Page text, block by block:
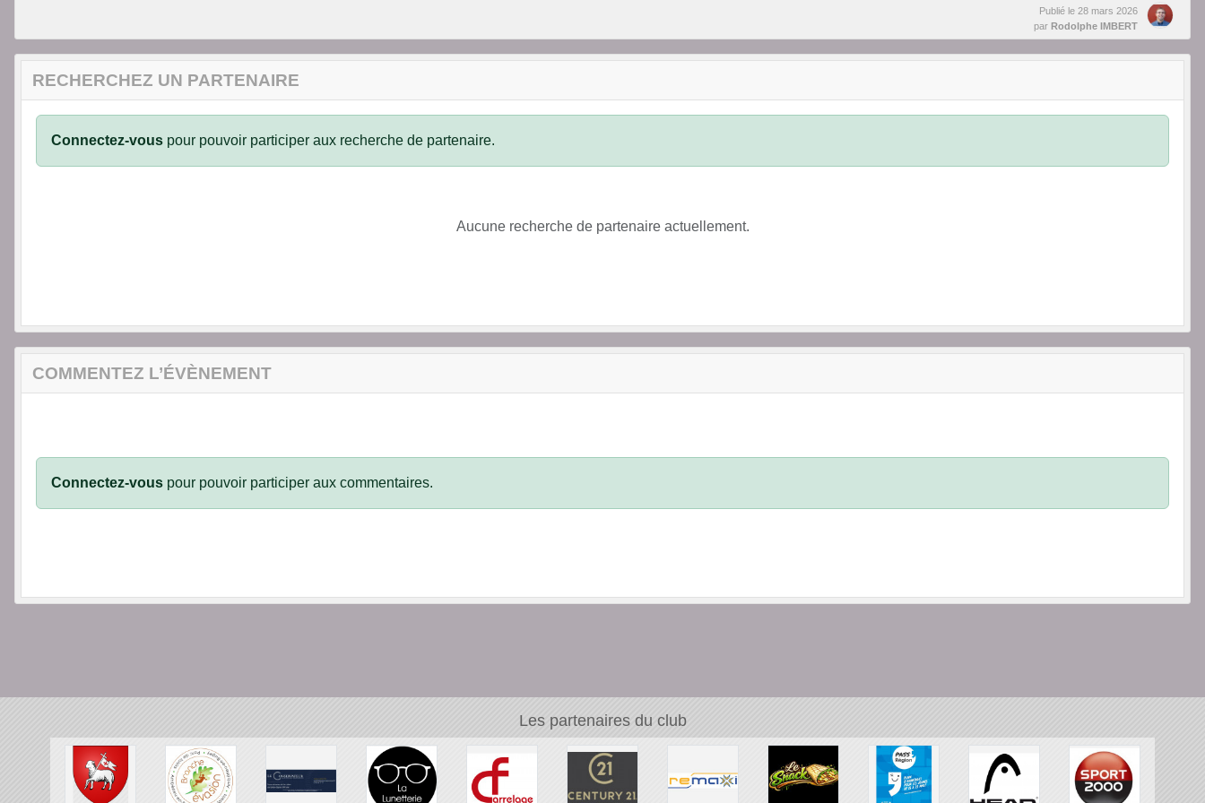
Publié le 28 mars 2026
par Rodolphe IMBERT
RECHERCHEZ UN PARTENAIRE
Connectez-vous pour pouvoir participer aux recherche de partenaire.
Aucune recherche de partenaire actuellement.
COMMENTEZ L’ÉVÈNEMENT
Connectez-vous pour pouvoir participer aux commentaires.
Les partenaires du club